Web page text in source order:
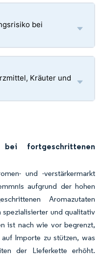
bei
Kräuter und
bei fortgeschrittenen
und -verstärkermarkt
aufgrund der hohen
Aromazutaten
und qualitativ
ist nach wie vor begrenzt,
Importe zu stützen, was
der Lieferkette erhöht.